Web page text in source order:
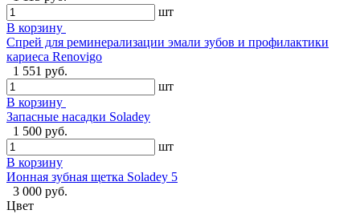
шт
В корзину
Спрей для реминерализации эмали зубов и профилактики
кариеса Renovigo
1 551 руб.
шт
В корзину
Запасные насадки Soladey
1 500 руб.
шт
В корзину
Ионная зубная щетка Soladey 5
3 000 руб.
Цвет